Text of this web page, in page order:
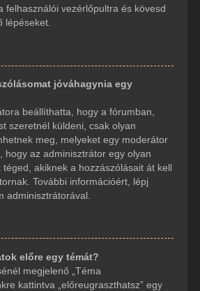
felhasználói vezérlőpultra és kövesd
lépéseket.
jóváhagynia egy
beállíthatta, hogy a fórumban,
szeretnél küldeni, csak olyan
meg, melyeket egy moderátor
hogy az adminisztrátor egy olyan
akiknek a hozzászólásait át kell
További információért, lépj
adminisztrátorával.
előre egy témát?
megjelenő „Téma
kattintva „előreugraszthatsz” egy